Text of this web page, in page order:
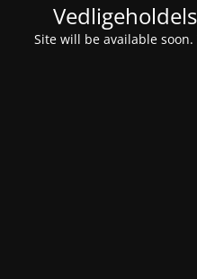
Site will be available